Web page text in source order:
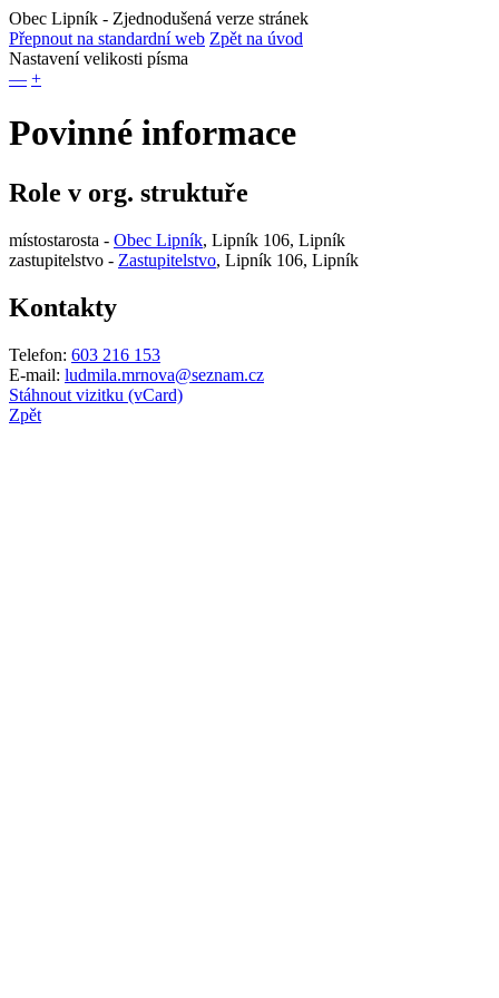
Obec Lipník - Zjednodušená verze stránek
Přepnout na standardní web Zpět na úvod
Nastavení velikosti písma
— +
Povinné informace
Role v org. struktuře
místostarosta - Obec Lipník, Lipník 106, Lipník
zastupitelstvo - Zastupitelstvo, Lipník 106, Lipník
Kontakty
Telefon: 603 216 153
E-mail: ludmila.mrnova@seznam.cz
Stáhnout vizitku (vCard)
Zpět